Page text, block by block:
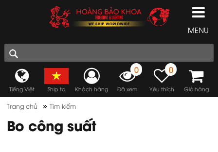
MENU
Tiếng Việt Ship to Khách hàng
0
Đã xem
0
Yêu thích Giỏ hàng
Trang chủ »Tìm kiếm
Bo công suất